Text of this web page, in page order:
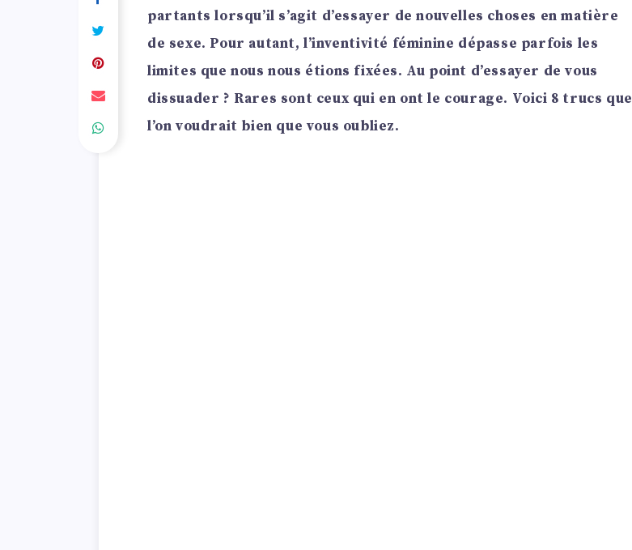
partants lorsqu’il s’agit d’essayer de nouvelles choses en matière
de sexe. Pour autant, l’inventivité féminine dépasse parfois les
limites que nous nous étions fixées. Au point d’essayer de vous
dissuader ? Rares sont ceux qui en ont le courage. Voici 8 trucs que
l’on voudrait bien que vous oubliez.